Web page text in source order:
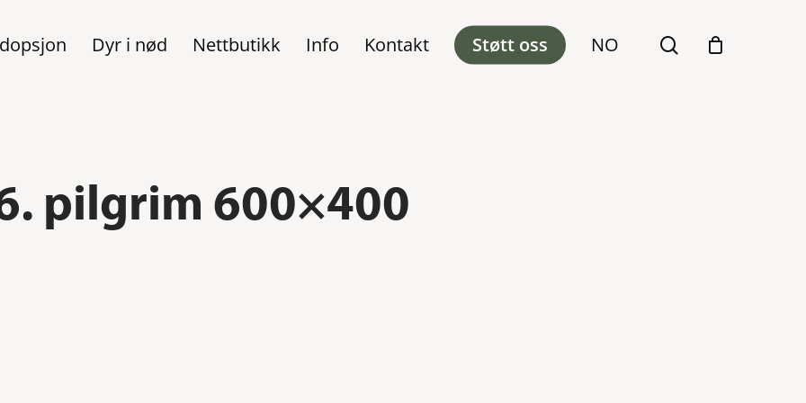
Dyr i nød Nettbutikk Info Kontakt Støtt oss NO search
pilgrim 600×400